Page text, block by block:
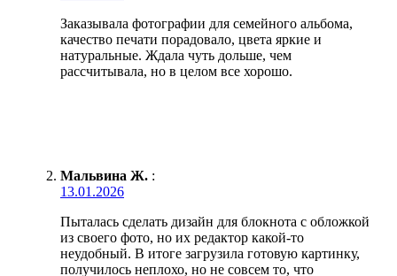
Заказывала фотографии для семейного альбома,
качество печати порадовало, цвета яркие и
натуральные. Ждала чуть дольше, чем
рассчитывала, но в целом все хорошо.
Мальвина Ж. :
13.01.2026
Пыталась сделать дизайн для блокнота с обложкой
из своего фото, но их редактор какой-то
неудобный. В итоге загрузила готовую картинку,
получилось неплохо, но не совсем то, что